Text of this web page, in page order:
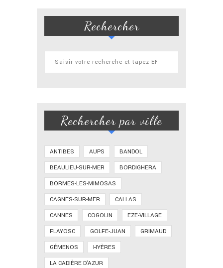
Rechercher
Rechercher par ville
ANTIBES AUPS
BANDOL
BEAULIEU-SUR-MER
BORDIGHERA
BORMES-LES-MIMOSAS
CAGNES-SUR-MER
CALLAS
CANNES
COGOLIN
EZE-VILLAGE
FLAYOSC
GOLFE-JUAN
GRIMAUD
GÉMENOS
HYÈRES
LA CADIÈRE D'AZUR